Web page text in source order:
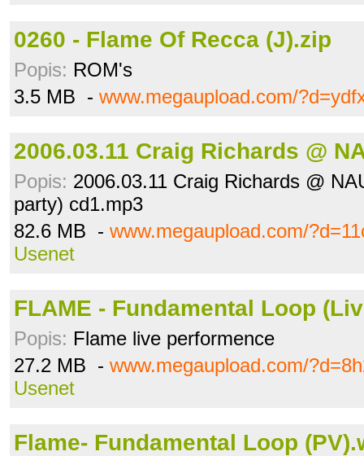
0260 - Flame Of Recca (J).zip
Popis: ROM's
3.5 MB - www.megaupload.com/
2006.03.11 Craig Richards @
Popis: 2006.03.11 Craig Richards @
party) cd1.mp3
82.6 MB - www.megaupload.com/
Usenet
FLAME - Fundamental Loop
Popis: Flame live performence
27.2 MB - www.megaupload.com/
Usenet
Flame- Fundamental Loop